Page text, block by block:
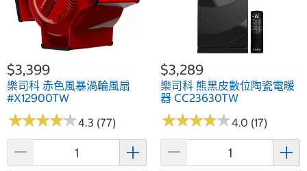
$3,399
樂司科 赤色風暴渦輪風扇
#X12900TW
★★★★★
★★★★★4.3 (77)
$3,289
樂司科 熊黑皮數位陶瓷電暖
器 CC23630TW
★★★★★
★★★★★4.0 (17)